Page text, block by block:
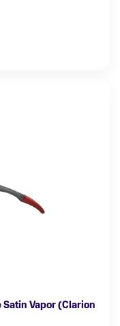
Vapor (Clarion